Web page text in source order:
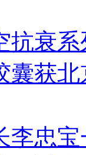
抗衰
囊获
李忠